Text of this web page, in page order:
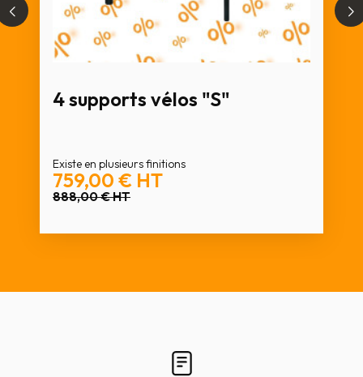
4 supports vélos "S"
Existe en plusieurs finitions
759,00 € HT
888,00 €HT